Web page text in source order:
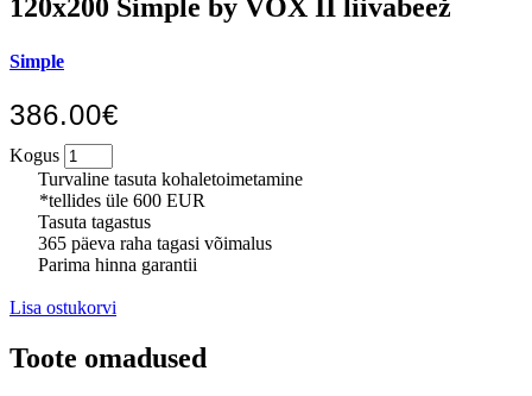
120x200 Simple by VOX II liivabeež
Simple
386.00€
Kogus
Turvaline tasuta kohaletoimetamine
*tellides üle 600 EUR
Tasuta tagastus
365 päeva raha tagasi võimalus
Parima hinna garantii
Lisa ostukorvi
Toote omadused